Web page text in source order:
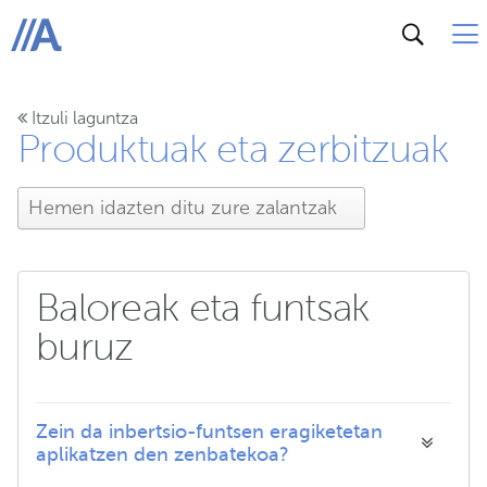
ABANCA
Itzuli laguntza
Produktuak eta zerbitzuak
Baloreak eta funtsak
buruz
Zein da inbertsio-funtsen eragiketetan
aplikatzen den zenbatekoa?